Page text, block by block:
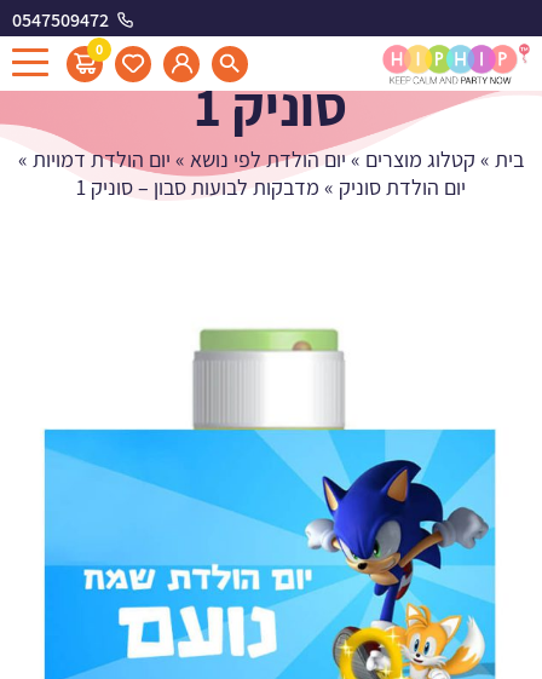
0547509472
0
מדבקות לבועות סבון -
סוניק 1
בית » קטלוג מוצרים » יום הולדת לפי נושא » יום הולדת דמויות »
יום הולדת סוניק » מדבקות לבועות סבון – סוניק 1